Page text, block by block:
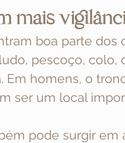
mais
boa parte dos
pescoço, colo,
Em homens, o
ser um local
pode surgir em